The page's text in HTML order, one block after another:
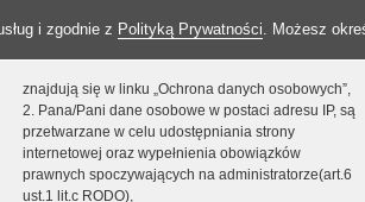
i zgodnie z Polityką Prywatności. Możesz
znajdują się w linku „Ochrona danych osobowych”,
2. Pana/Pani dane osobowe w postaci adresu IP, są
przetwarzane w celu udostępniania strony
internetowej oraz wypełnienia obowiązków
prawnych spoczywających na administratorze(art.6
ust.1 lit.c RODO),